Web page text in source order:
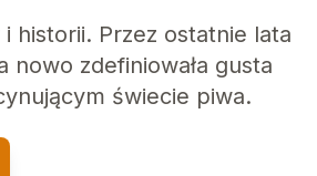
historii. Przez ostatnie lata
zdefiniowała gusta
świecie piwa.